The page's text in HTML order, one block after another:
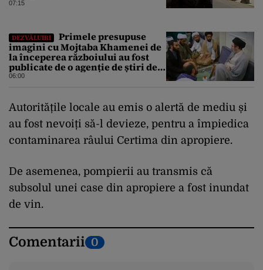
București
07:15
DEZVĂLUIRI
Primele presupuse
imagini cu Mojtaba Khamenei de
la începerea războiului au fost
publicate de o agenție de știri de
stat din Iran
06:00
Autoritățile locale au emis o alertă de mediu și
au fost nevoiți să-l devieze, pentru a împiedica
contaminarea râului Certima din apropiere.
De asemenea, pompierii au transmis că
subsolul unei case din apropiere a fost inundat
de vin.
Comentarii 0